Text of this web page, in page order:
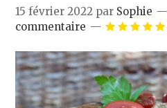
15 février 2022 par Sophie
commentaire